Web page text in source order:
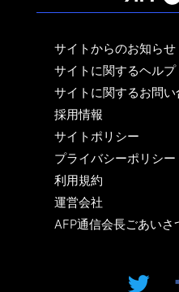
サイトからのお知らせ
サイトに関するヘルプ
サイトに関するお問い
採用情報
サイトポリシー
プライバシーポリシー
利用規約
運営会社
AFP通信会長ごあいさ